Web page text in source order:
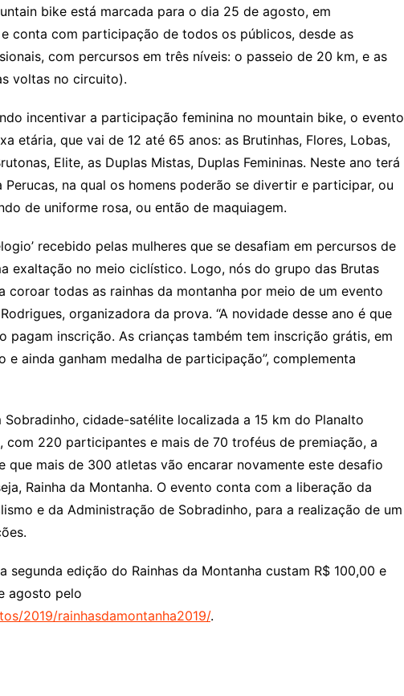
bike está marcada para o dia 25 de agosto, em
conta com participação de todos os públicos, desde as
com percursos em três níveis: o passeio de 20 km, e as
voltas no circuito).
incentivar a participação feminina no mountain bike, o evento
etária, que vai de 12 até 65 anos: as Brutinhas, Flores, Lobas,
Elite, as Duplas Mistas, Duplas Femininas. Neste ano terá
na qual os homens poderão se divertir e participar, ou
de uniforme rosa, ou então de maquiagem.
recebido pelas mulheres que se desafiam em percursos de
exaltação no meio ciclístico. Logo, nós do grupo das Brutas
coroar todas as rainhas da montanha por meio de um evento
organizadora da prova. “A novidade desse ano é que
pagam inscrição. As crianças também tem inscrição grátis, em
ainda ganham medalha de participação”, complementa
cidade-satélite localizada a 15 km do Planalto
com 220 participantes e mais de 70 troféus de premiação, a
que mais de 300 atletas vão encarar novamente este desafio
Rainha da Montanha. O evento conta com a liberação da
e da Administração de Sobradinho, para a realização de um
segunda edição do Rainhas da Montanha custam R$ 100,00 e
agosto pelo
2019/rainhasdamontanha2019/.